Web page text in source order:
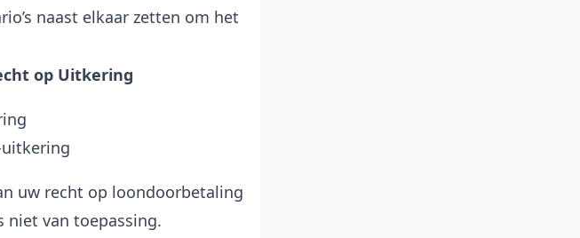
naast elkaar zetten om het
op Uitkering
uw recht op loondoorbetaling
niet van toepassing.